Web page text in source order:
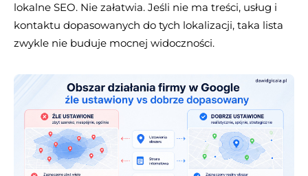
lokalne SEO. Nie załatwia. Jeśli nie ma treści, usług i
kontaktu dopasowanych do tych lokalizacji, taka lista
zwykle nie buduje mocnej widoczności.